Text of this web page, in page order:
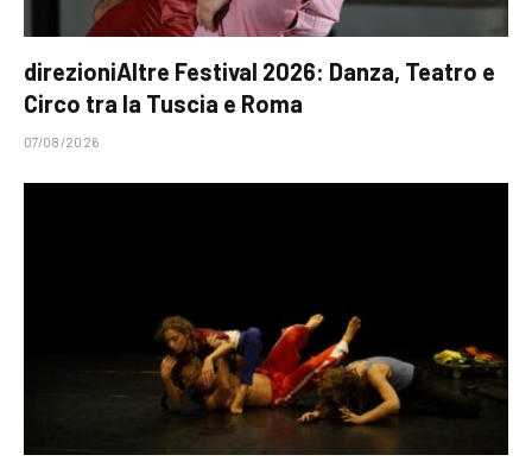
direzioniAltre Festival 2026: Danza, Teatro e
Circo tra la Tuscia e Roma
07/08/2026